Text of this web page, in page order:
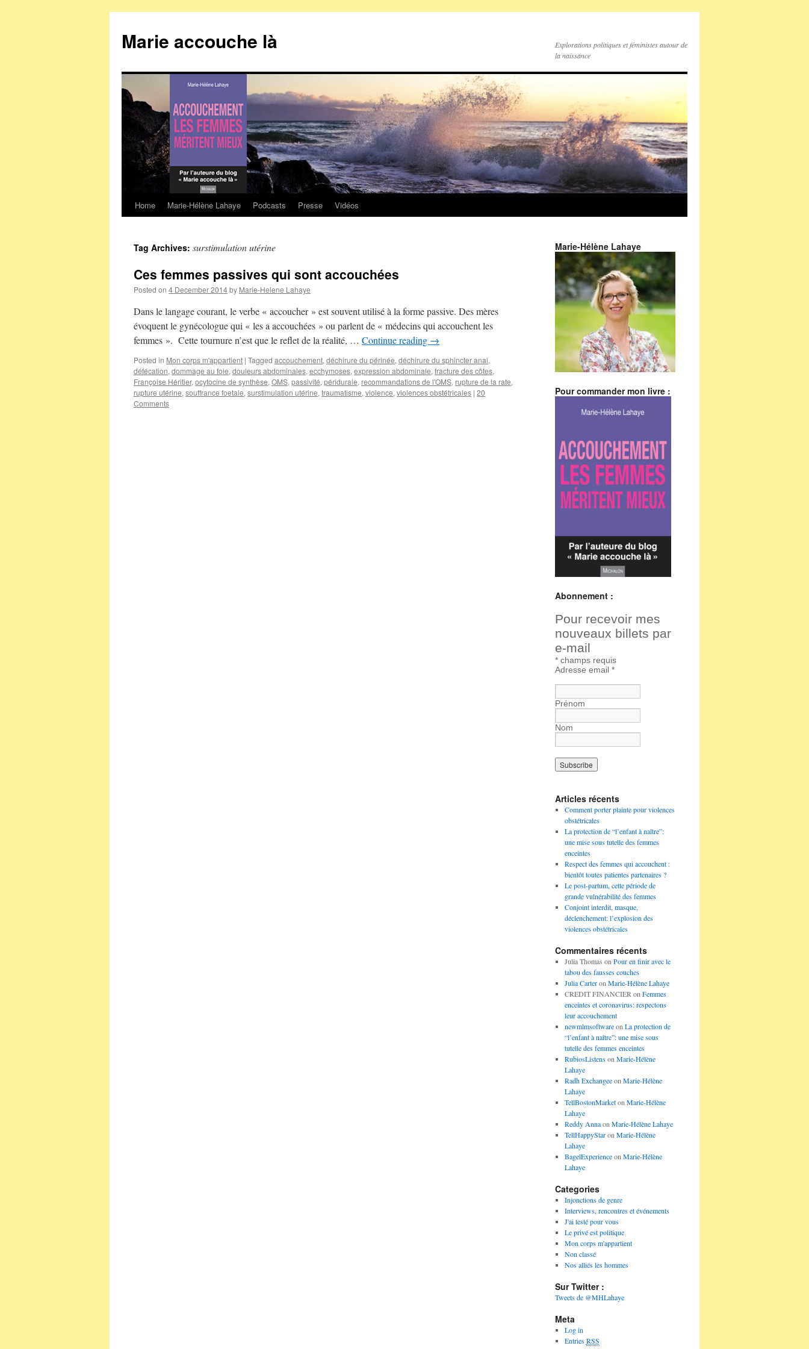
Marie accouche là
Explorations politiques et féministes autour de
la naissance
Skip
content
Home Marie-Hélène Lahaye Podcasts Presse Vidéos
Tag Archives: surstimulation utérine
Ces femmes passives qui sont accouchées
Posted on 4 December 2014by Marie-Helene Lahaye
Dans le langage courant, le verbe « accoucher » est souvent utilisé à la forme passive. Des mères
évoquent le gynécologue qui « les a accouchées » ou parlent de « médecins qui accouchent les
femmes ». Cette tournure n’est que le reflet de la réalité, … Continue reading →
Posted in Mon corps m'appartient | Tagged accouchement, déchirure du périnée, déchirure du sphincter anal,
défécation, dommage au foie, douleurs abdominales, ecchymoses, expression abdominale, fracture des côtes,
Françoise Héritier, ocytocine de synthèse, OMS, passivité, péridurale, recommandations de l'OMS, rupture de la rate,
rupture utérine, souffrance foetale, surstimulation utérine, traumatisme, violence, violences obstétricales | 20
Comments
Marie-Hélène Lahaye
Pour commander mon livre :
Abonnement :
Pour recevoir mes
nouveaux billets par
e-mail
* champs requis
Adresse email *
Prénom
Nom
Articles récents
Comment porter plainte pour violences
obstétricales
La protection de “l’enfant à naître”:
une mise sous tutelle des femmes
enceintes
Respect des femmes qui accouchent :
bientôt toutes patientes partenaires ?
Le post-partum, cette période de
grande vulnérabilité des femmes
Conjoint interdit, masque,
déclenchement: l’explosion des
violences obstétricales
Commentaires récents
Julia Thomas on Pour en finir avec le
tabou des fausses couches
Julia Carteron Marie-Hélène Lahaye
CREDIT FINANCIER on Femmes
enceintes et coronavirus: respectons
leur accouchement
newmlmsoftwareon La protection de
“l’enfant à naître”: une mise sous
tutelle des femmes enceintes
RubiosListenson Marie-Hélène
Lahaye
Radh Exchangeeon Marie-Hélène
Lahaye
TellBostonMarketon Marie-Hélène
Lahaye
Reddy Annaon Marie-Hélène Lahaye
TellHappyStaron Marie-Hélène
Lahaye
BagelExperienceon Marie-Hélène
Lahaye
Categories
Injonctions de genre
Interviews, rencontres et événements
J'ai testé pour vous
Le privé est politique
Mon corps m'appartient
Non classé
Nos alliés les hommes
Sur Twitter :
Tweets de @MHLahaye
Meta
Log in
EntriesRSS